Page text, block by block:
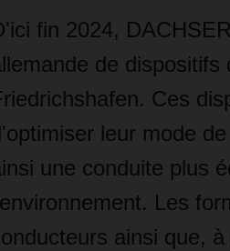
fin 2024,
de
Ces
leur mode
une conduite plus
Les
ainsi que,